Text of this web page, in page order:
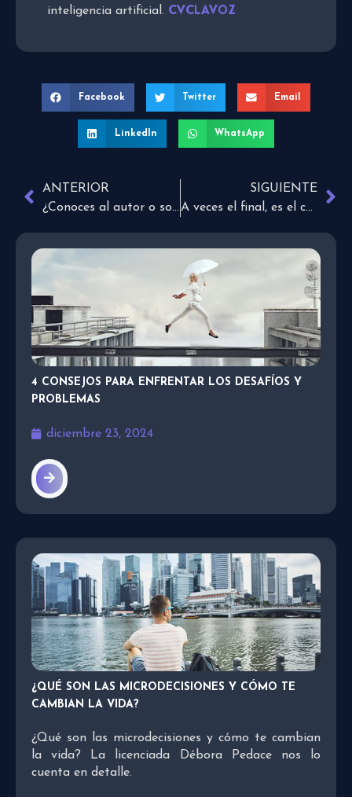
inteligencia artificial. CVCLAVOZ
Facebook Twitter Email
LinkedIn WhatsApp
ANTERIOR
¿Conoces al autor o solamente recitas el texto de memoria?
SIGUIENTE
A veces el final, es el comienzo de algo nuevo
4 CONSEJOS PARA ENFRENTAR LOS DESAFÍOS Y
PROBLEMAS
diciembre 23, 2024
¿QUÉ SON LAS MICRODECISIONES Y CÓMO TE
CAMBIAN LA VIDA?
¿Qué son las microdecisiones y cómo te cambian
la vida? La licenciada Débora Pedace nos lo
cuenta en detalle.